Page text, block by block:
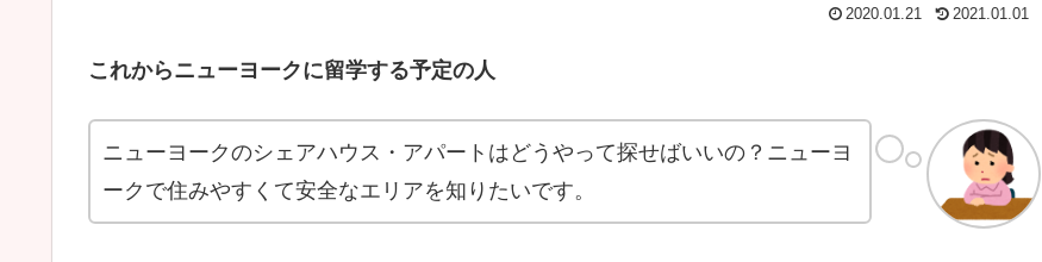
2020.01.21 2021.01.01
これからニューヨークに留学する予定の人
ニューヨークのシェアハウス・アパートはどうやって探せばいいの？ ニューヨ
ークで住みやすくて安全なエリアを知りたいです。